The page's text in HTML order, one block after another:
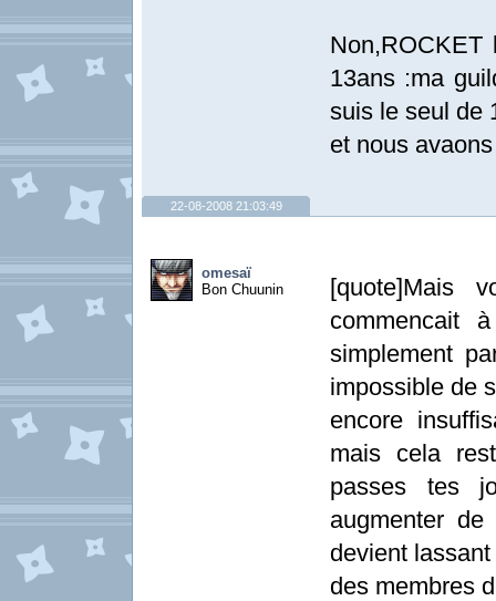
Non,ROCKET
13ans :ma
suis le seul de
et nous
22-08-2008 21:03:49
omesaï
Bon Chuunin
[quote]Mais
commencait
simplement
impossible de
encore
mais cela
passes tes
augmenter
devient
des membres